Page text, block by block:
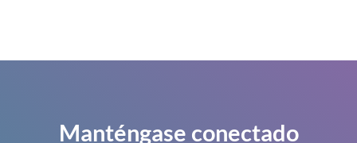
Manténgase conectado